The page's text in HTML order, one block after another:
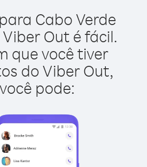
Cabo Verde
Out é fácil.
que você tiver
do Viber Out,
você pode: